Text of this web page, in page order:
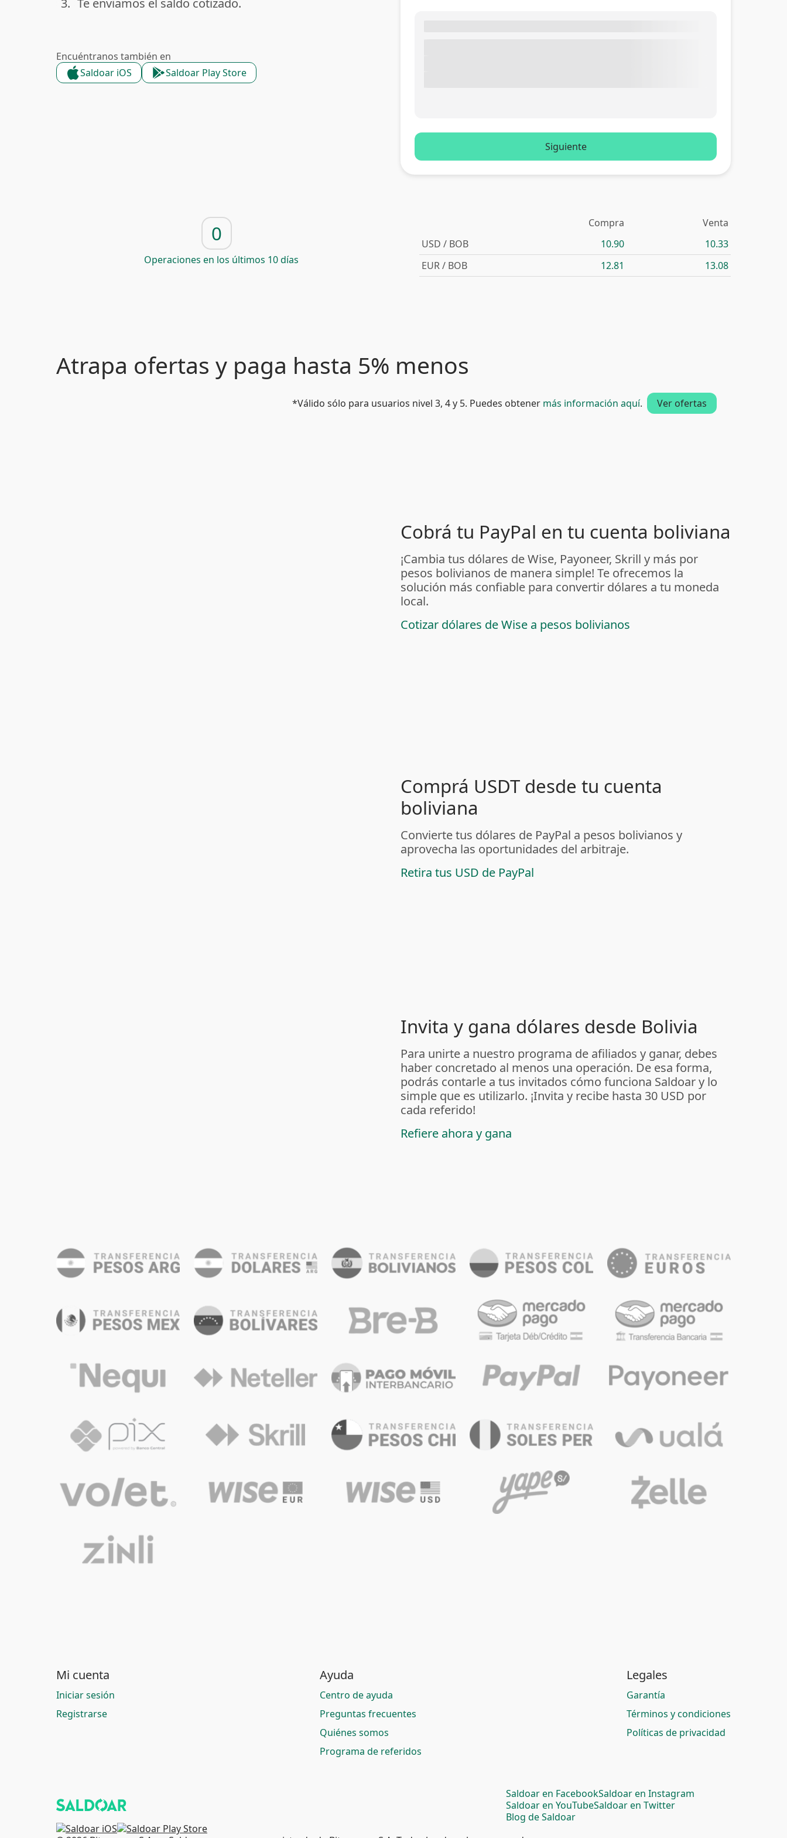
done
3. Te enviamos el saldo cotizado.
Encuéntranos también en
Saldoar iOS
Saldoar Play Store
Siguiente
0
Operaciones en los últimos 10 días
Compra
Venta
USD / BOB
10.90
10.33
EUR / BOB
12.81 13.08
Atrapa ofertas y paga hasta 5% menos
*Válido sólo para usuarios nivel 3, 4 y 5. Puedes obtener más información aquí. Ver ofertas
Cobrá tu PayPal en tu cuenta boliviana
¡Cambia tus dólares de Wise, Payoneer, Skrill y más por
pesos bolivianos de manera simple! Te ofrecemos la
solución más confiable para convertir dólares a tu moneda
local.
Cotizar dólares de Wise a pesos bolivianos
Comprá USDT desde tu cuenta
boliviana
Convierte tus dólares de PayPal a pesos bolivianos y
aprovecha las oportunidades del arbitraje.
Retira tus USD de PayPal
Invita y gana dólares desde Bolivia
Para unirte a nuestro programa de afiliados y ganar, debes
haber concretado al menos una operación. De esa forma,
podrás contarle a tus invitados cómo funciona Saldoar y lo
simple que es utilizarlo. ¡Invita y recibe hasta 30 USD por
cada referido!
Refiere ahora y gana
Mi cuenta
Iniciar sesión
Registrarse
Ayuda
Centro de ayuda
Preguntas frecuentes
Quiénes somos
Programa de referidos
Legales
Garantía
Términos y condiciones
Políticas de privacidad
Saldoar en FacebookSaldoar en Instagram
Saldoar en YouTubeSaldoar en Twitter
Blog de Saldoar